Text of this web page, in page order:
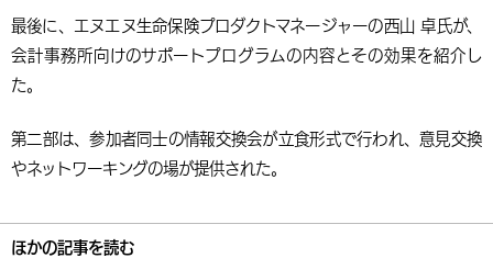
最後に、エヌエヌ生命保険プロダクトマネージャーの西山 卓氏が、
会計事務所向けのサポートプログラムの内容とその効果を紹介し
た。
第二部は、参加者同士の情報交換会が立食形式で行われ、意見交換
やネットワーキングの場が提供された。
ほかの記事を読む